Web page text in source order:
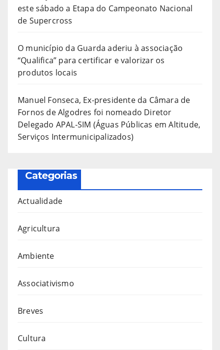
este sábado a Etapa do Campeonato Nacional
de Supercross
O município da Guarda aderiu à associação
“Qualifica” para certificar e valorizar os
produtos locais
Manuel Fonseca, Ex-presidente da Câmara de
Fornos de Algodres foi nomeado Diretor
Delegado APAL-SIM (Águas Públicas em Altitude,
Serviços Intermunicipalizados)
Categorias
Actualidade
Agricultura
Ambiente
Associativismo
Breves
Cultura